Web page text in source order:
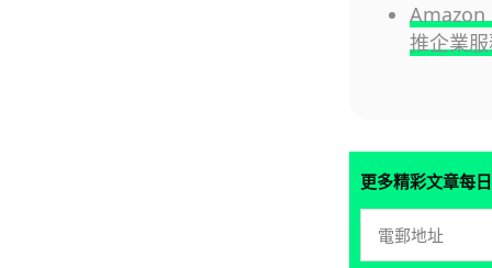
Amazon
推企業
更多精彩文章每